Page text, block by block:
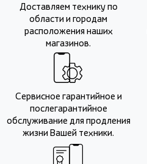
Доставляем технику по
области и городам
расположения наших
магазинов.
Сервисное гарантийное и
послегарантийное
обслуживание для продления
жизни Вашей техники.